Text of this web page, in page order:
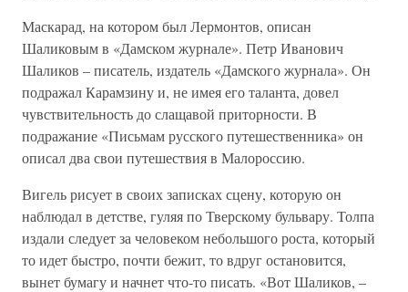
Маскарад, на котором был Лермонтов, описан
Шаликовым в «Дамском журнале». Петр Иванович
Шаликов – писатель, издатель «Дамского журнала». Он
подражал Карамзину и, не имея его таланта, довел
чувствительность до слащавой приторности. В
подражание «Письмам русского путешественника» он
описал два свои путешествия в Малороссию.
Вигель рисует в своих записках сцену, которую он
наблюдал в детстве, гуляя по Тверскому бульвару. Толпа
издали следует за человеком небольшого роста, который
то идет быстро, почти бежит, то вдруг остановится,
вынет бумагу и начнет что-то писать. «Вот Шаликов, –